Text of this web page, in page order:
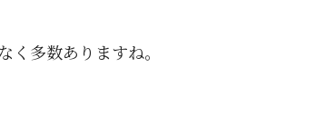
多数ありますね。